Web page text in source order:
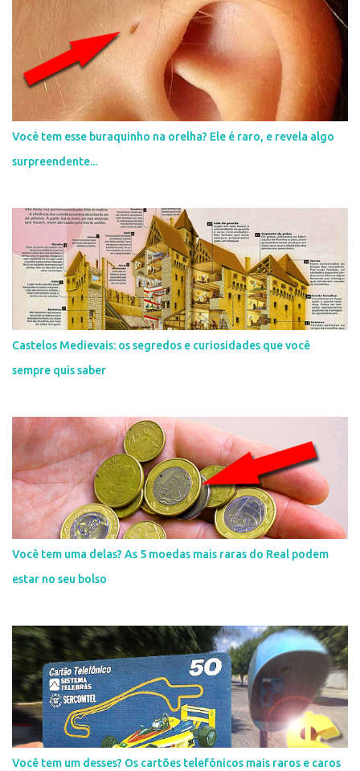
i
Você tem esse buraquinho na orelha? Ele é raro, e revela algo
surpreendente...
Castelos Medievais: os segredos e curiosidades que você
sempre quis saber
Você tem uma delas? As 5 moedas mais raras do Real podem
estar no seu bolso
Você tem um desses? Os cartões telefônicos mais raros e caros